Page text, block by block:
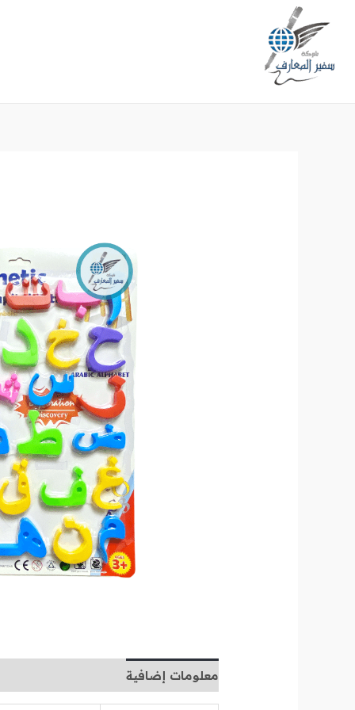
المحتوى
معلومات إضافية